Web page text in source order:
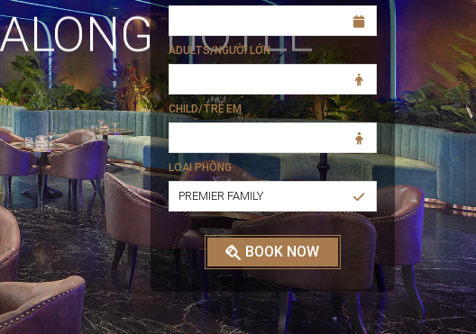
HOTEL
ADULTS/NGƯỜI LỚN
CHILD/TRẺ EM
LOẠI PHÒNG
PREMIER FAMILY
BOOK NOW